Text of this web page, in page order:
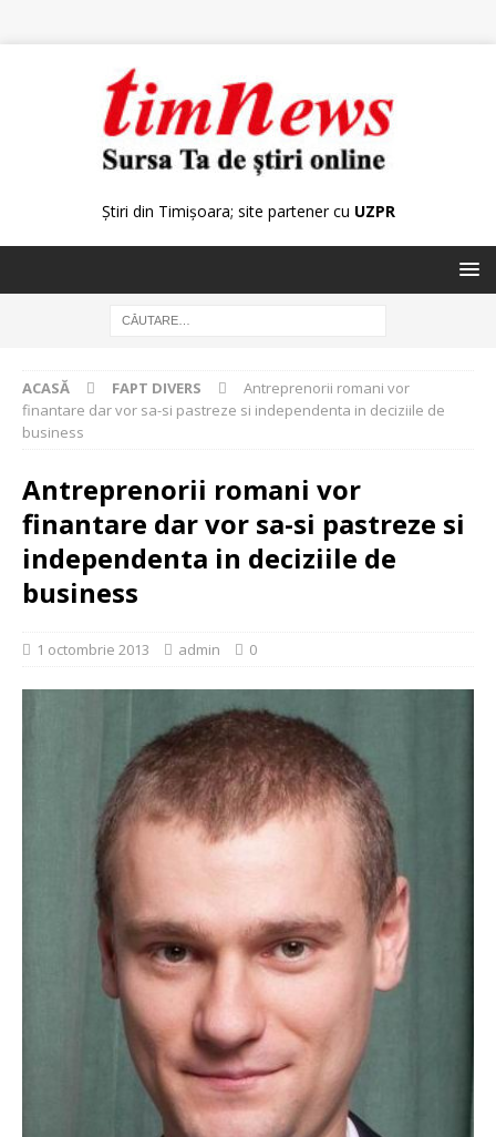
Știri din Timișoara; site partener cu UZPR
ACASĂ FAPT DIVERS
Antreprenorii romani vor
finantare dar vor sa-si pastreze si independenta in deciziile de
business
Antreprenorii romani vor
finantare dar vor sa-si pastreze si
independenta in deciziile de
business
1 octombrie 2013 admin 0